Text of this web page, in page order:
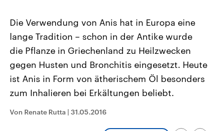
Landtagswahl Sachsen-Anhalt
2026
Alle Informationen
Sachsen-Anhalt wählt am 6.
September 2026 einen neuen
Bundesland von einer Koalition aus
CDU, SPD und FDP regiert.-
USA
Aktuelle Beiträge,
Hintergründe
Wirtschaftlich und
gehören die Vereinigten
Die Verwendung von Anis hat in Europa eine
lange Tradition – schon in der Antike wurde
die Pflanze in Griechenland zu Heilzwecken
gegen Husten und Bronchitis eingesetzt. Heute
ist Anis in Form von ätherischem Öl besonders
zum Inhalieren bei Erkältungen beliebt.
Von Renate Rutta | 31.05.2016